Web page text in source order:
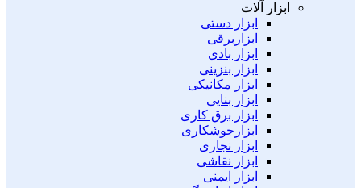
ابزار آلات
ابزار دستی
ابزاربرقی
ابزار بادی
ابزار بنزینی
ابزار مکانیکی
ابزار بنایی
ابزار برق کاری
ابزارجوشکاری
ابزار نجاری
ابزار نقاشی
ابزار ایمنی